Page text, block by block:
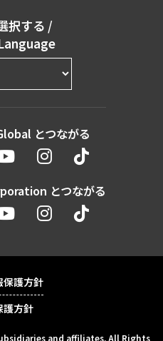
択する /
とつながる
とつながる
and affiliates. All Rights
保護方針
護方針